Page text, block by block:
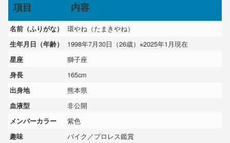
項目 内容
名前（ふりがな） 環やね（たまきやね）
生年月日（年齢） 1998年7月30日（26歳）※2025年1月現在
星座 獅子座
身長 165cm
出身地 熊本県
血液型 非公開
メンバーカラー 紫色
趣味 バイク／プロレス鑑賞